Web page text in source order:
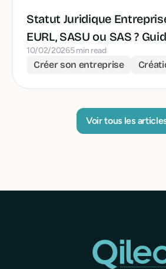
Statut Juridique
EURL, SASU ou SAS ?
10/02/20265 min read
Créer son entreprise
Voir tous les